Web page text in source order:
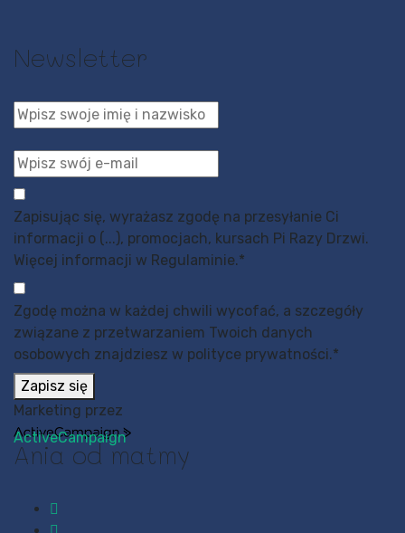
Newsletter
Zapisując się, wyrażasz zgodę na przesyłanie Ci
informacji o (...), promocjach, kursach Pi Razy Drzwi.
Więcej informacji w Regulaminie.*
Zgodę można w każdej chwili wycofać, a szczegóły
związane z przetwarzaniem Twoich danych
osobowych znajdziesz w polityce prywatności.*
Zapisz się
Marketing przez
ActiveCampaign
Ania od matmy